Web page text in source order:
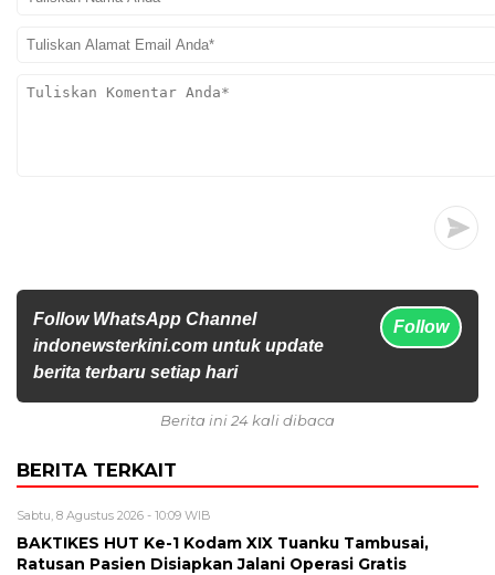
Follow WhatsApp Channel
indonewsterkini.com untuk update
berita terbaru setiap hari
Follow
Berita ini 24 kali dibaca
BERITA TERKAIT
Sabtu, 8 Agustus 2026 - 10:09 WIB
BAKTIKES HUT Ke-1 Kodam XIX Tuanku Tambusai,
Ratusan Pasien Disiapkan Jalani Operasi Gratis